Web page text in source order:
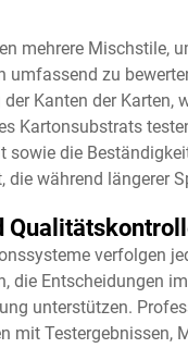
mehrere Mischstile,
umfassend zu
Kanten der
Kartonsubstrats
sowie die
die während längerer
verfolgen
die Entscheidungen
unterstützen.
mit Testergebnissen,